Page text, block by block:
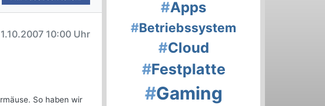
10:00 Uhr
So haben wir
#Apps
#Betriebssystem
#Cloud
#Festplatte
#Gaming